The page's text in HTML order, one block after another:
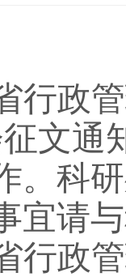
行政
文通
。科
宜请
行政